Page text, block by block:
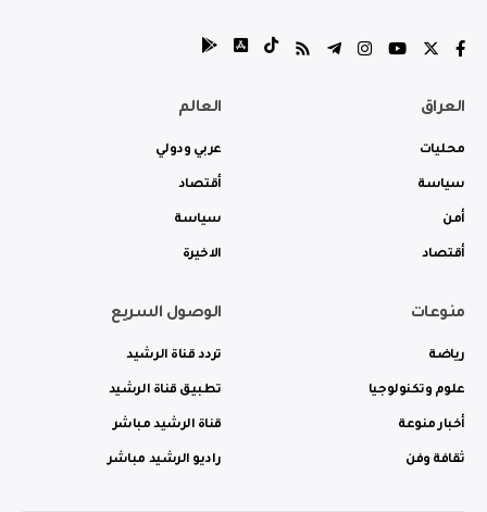
العراق
محليات
سياسة
أمن
أقتصاد
العالم
عربي ودولي
أقتصاد
سياسة
الاخيرة
منوعات
رياضة
علوم وتكنولوجيا
أخبار منوعة
ثقافة وفن
الوصول السريع
تردد قناة الرشيد
تطبيق قناة الرشيد
قناة الرشيد مباشر
راديو الرشيد مباشر